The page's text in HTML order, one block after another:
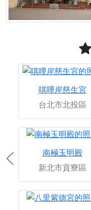
唭哩岸慈生宮
台北市北投區
南極玉明殿
新北市貢寮區
Previous